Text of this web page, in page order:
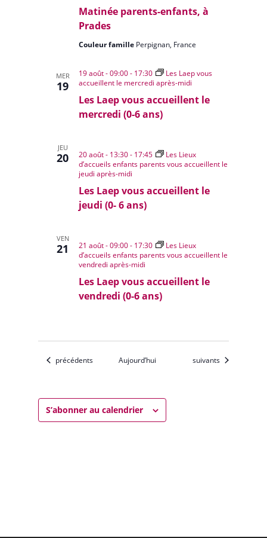
Matinée parents-enfants, à
Prades
Couleur famille Perpignan, France
MER
19
Les Laep vous accueillent le
mercredi (0-6 ans)
19 août - 09:00- 17:30
Les Laep vous
accueillent le mercredi après-midi
JEU
20
Les Laep vous accueillent le
jeudi (0- 6 ans)
20 août - 13:30- 17:45
Les Lieux
d’accueils enfants parents vous accueillent le
jeudi après-midi
VEN
21
Les Laep vous accueillent le
vendredi (0-6 ans)
21 août - 09:00- 17:30
Les Lieux
d’accueils enfants parents vous accueillent le
vendredi après-midi
Évènements
précédents Aujourd’hui Évènements
suivants
S’abonner au calendrier